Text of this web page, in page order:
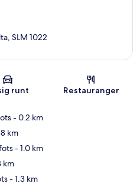
Karta
SLM 1022
runt Restauranger
- 0.2 km
km
- 1.0 km
km
- 1.3 km